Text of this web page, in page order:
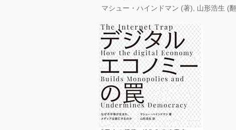
マシュー・ハインドマン (著), 山形浩生 (